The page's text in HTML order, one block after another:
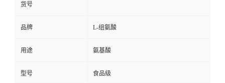
货号
品牌 L-组氨酸
用途 氨基酸
型号 食品级